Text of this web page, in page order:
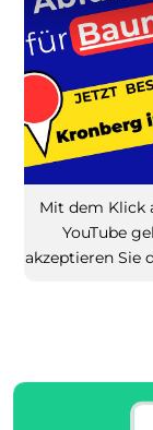
Mit dem Klick
YouTube
akzeptieren Sie